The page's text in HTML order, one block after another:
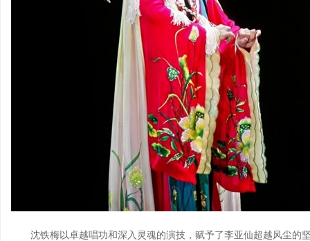
沈铁梅以卓越唱功和深入灵魂的演技，赋予了李亚仙超越风尘的